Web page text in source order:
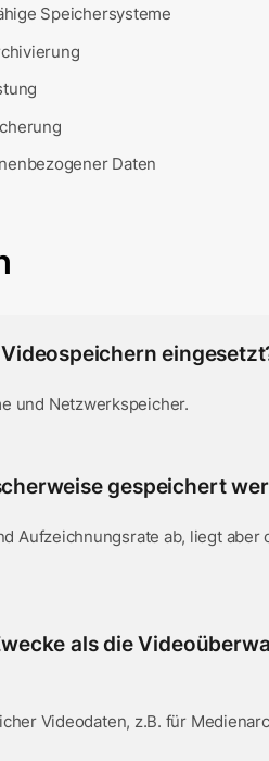
Speichersysteme
Daten
und Netzwerkspeicher.
gespeichert
Aufzeichnungsrate ab, liegt
als die
Videodaten, z.B. für